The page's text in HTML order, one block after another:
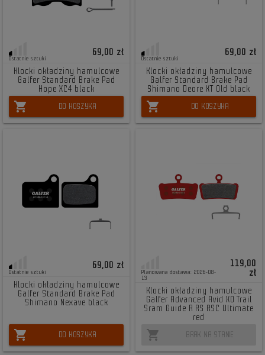
Ostatnie sztuki
69,00 zł
Klocki okładziny hamulcowe
Galfer Standard Brake Pad
Hope XC4 black
shopping_cart DO KOSZYKA
Ostatnie sztuki
69,00 zł
Klocki okładziny hamulcowe
Galfer Standard Brake Pad
Shimano Deore XT Old black
shopping_cart DO KOSZYKA
Ostatnie sztuki
69,00 zł
Klocki okładziny hamulcowe
Galfer Standard Brake Pad
Shimano Nexave black
shopping_cart DO KOSZYKA
Planowana dostawa: 2026-08-
13
119,00
zł
Klocki okładziny hamulcowe
Galfer Advanced Avid X0 Trail
Sram Guide R RS RSC Ultimate
red
shopping_cart BRAK NA STANIE